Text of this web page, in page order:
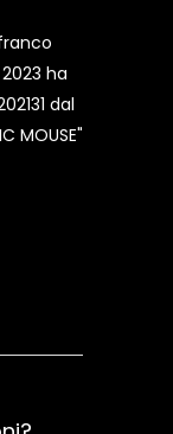
ha
dal
MOUSE"